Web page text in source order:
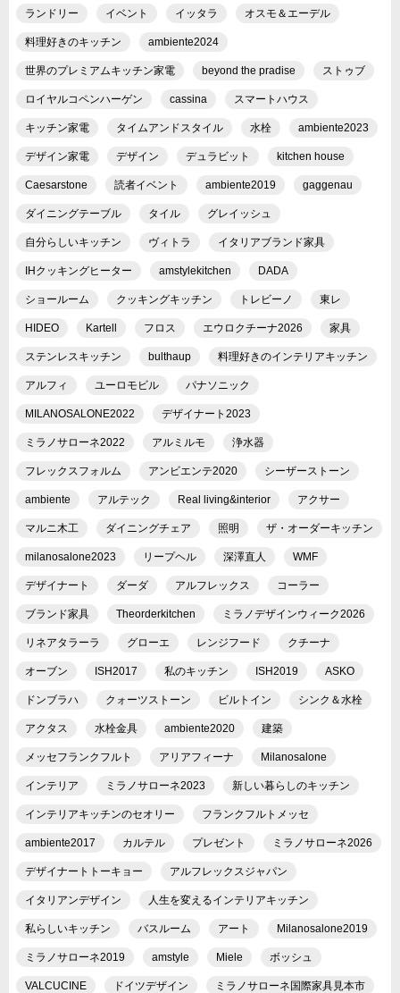
ランドリー イベント イッタラ オスモ＆エーデル
料理好きのキッチン ambiente2024
世界のプレミアムキッチン家電 beyond the pradise ストゥブ
ロイヤルコペンハーゲン cassina スマートハウス
キッチン家電 タイムアンドスタイル 水栓 ambiente2023
デザイン家電 デザイン デュラビット kitchen house
Caesarstone 読者イベント ambiente2019 gaggenau
ダイニングテーブル タイル グレイッシュ
自分らしいキッチン ヴィトラ イタリアブランド家具
IHクッキングヒーター amstylekitchen DADA
ショールーム クッキングキッチン トレビーノ 東レ
HIDEO Kartell フロス エウロクチーナ2026 家具
ステンレスキッチン bulthaup 料理好きのインテリアキッチン
アルフィ ユーロモビル パナソニック
MILANOSALONE2022 デザイナート2023
ミラノサローネ2022 アルミルモ 浄水器
フレックスフォルム アンビエンテ2020 シーザーストーン
ambiente アルテック Real living&interior アクサー
マルニ木工 ダイニングチェア 照明 ザ・オーダーキッチン
milanosalone2023 リープヘル 深澤直人 WMF
デザイナート ダーダ アルフレックス コーラー
ブランド家具 Theorderkitchen ミラノデザインウィーク2026
リネアタラーラ グローエ レンジフード クチーナ
オーブン ISH2017 私のキッチン ISH2019 ASKO
ドンブラハ クォーツストーン ビルトイン シンク＆水栓
アクタス 水栓金具 ambiente2020 建築
メッセフランクフルト アリアフィーナ Milanosalone
インテリア ミラノサローネ2023 新しい暮らしのキッチン
インテリアキッチンのセオリー フランクフルトメッセ
ambiente2017 カルテル プレゼント ミラノサローネ2026
デザイナートトーキョー アルフレックスジャパン
イタリアンデザイン 人生を変えるインテリアキッチン
私らしいキッチン バスルーム アート Milanosalone2019
ミラノサローネ2019 amstyle Miele ボッシュ
VALCUCINE ドイツデザイン ミラノサローネ国際家具見本市